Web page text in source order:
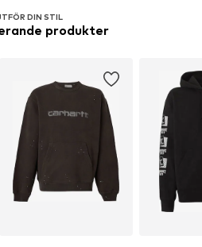
DIN STIL
produkter